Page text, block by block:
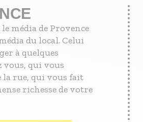
le média de Provence
du local. Celui
à quelques
vous, qui vous
la rue, qui vous fait
richesse de votre